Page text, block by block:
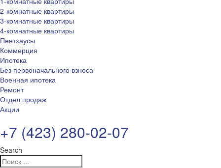
2-комнатные квартиры
3-комнатные квартиры
4-комнатные квартиры
Пентхаусы
Коммерция
Ипотека
Без первоначального взноса
Военная ипотека
Ремонт
Отдел продаж
Акции
+7 (423) 280-02-07
Search